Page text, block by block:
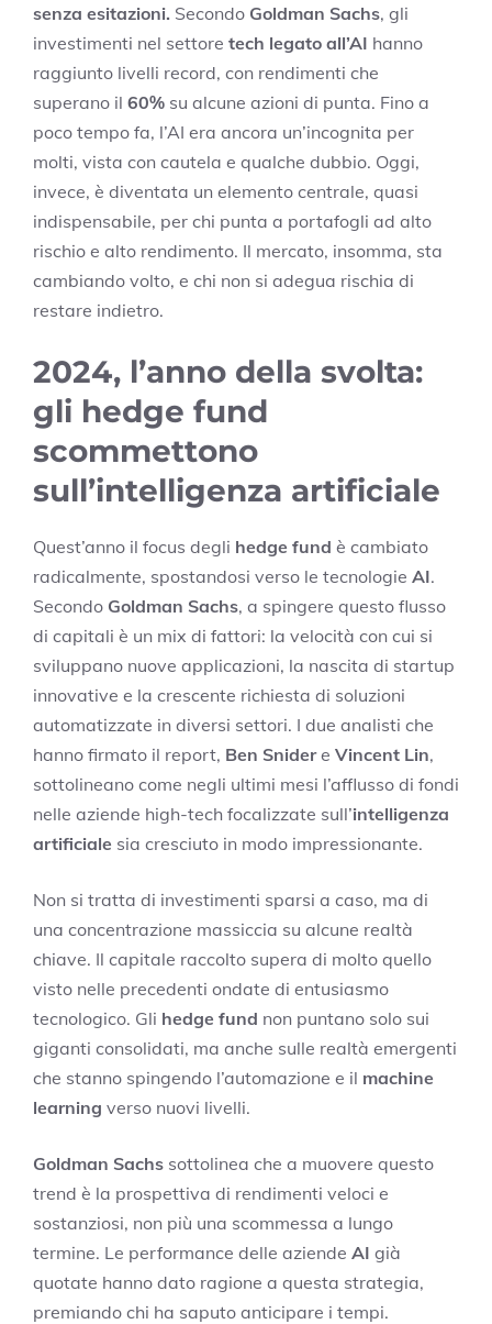
senza esitazioni. Secondo Goldman Sachs, gli
investimenti nel settore tech legato all’AI hanno
raggiunto livelli record, con rendimenti che
superano il 60% su alcune azioni di punta. Fino a
poco tempo fa, l’AI era ancora un’incognita per
molti, vista con cautela e qualche dubbio. Oggi,
invece, è diventata un elemento centrale, quasi
indispensabile, per chi punta a portafogli ad alto
rischio e alto rendimento. Il mercato, insomma, sta
cambiando volto, e chi non si adegua rischia di
restare indietro.
2024, l’anno della svolta:
gli hedge fund
scommettono
sull’intelligenza artificiale
Quest’anno il focus degli hedge fund è cambiato
radicalmente, spostandosi verso le tecnologie AI.
Secondo Goldman Sachs, a spingere questo flusso
di capitali è un mix di fattori: la velocità con cui si
sviluppano nuove applicazioni, la nascita di startup
innovative e la crescente richiesta di soluzioni
automatizzate in diversi settori. I due analisti che
hanno firmato il report, Ben Snidere Vincent Lin,
sottolineano come negli ultimi mesi l’afflusso di fondi
nelle aziende high-tech focalizzate sull’intelligenza
artificiale sia cresciuto in modo impressionante.
Non si tratta di investimenti sparsi a caso, ma di
una concentrazione massiccia su alcune realtà
chiave. Il capitale raccolto supera di molto quello
visto nelle precedenti ondate di entusiasmo
tecnologico. Gli hedge fund non puntano solo sui
giganti consolidati, ma anche sulle realtà emergenti
che stanno spingendo l’automazione e il machine
learning verso nuovi livelli.
Goldman Sachs sottolinea che a muovere questo
trend è la prospettiva di rendimenti veloci e
sostanziosi, non più una scommessa a lungo
termine. Le performance delle aziende AI già
quotate hanno dato ragione a questa strategia,
premiando chi ha saputo anticipare i tempi.